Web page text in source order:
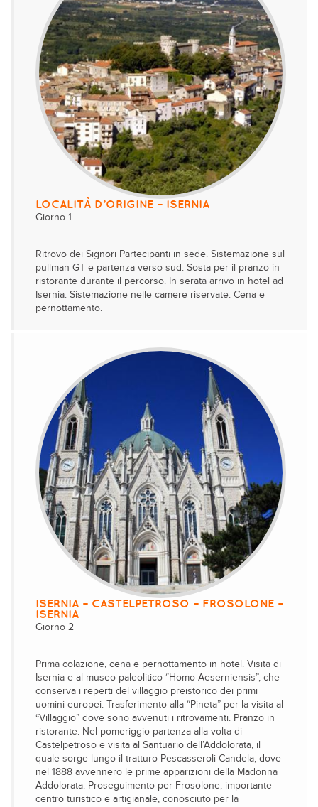
LOCALITÀ D’ORIGINE – ISERNIA
Giorno 1
Ritrovo dei Signori Partecipanti in sede. Sistemazione sul
pullman GT e partenza verso sud. Sosta per il pranzo in
ristorante durante il percorso. In serata arrivo in hotel ad
Isernia. Sistemazione nelle camere riservate. Cena e
pernottamento.
ISERNIA – CASTELPETROSO – FROSOLONE –
ISERNIA
Giorno 2
Prima colazione, cena e pernottamento in hotel. Visita di
Isernia e al museo paleolitico “Homo Aeserniensis”, che
conserva i reperti del villaggio preistorico dei primi
uomini europei. Trasferimento alla “Pineta” per la visita al
“Villaggio” dove sono avvenuti i ritrovamenti. Pranzo in
ristorante. Nel pomeriggio partenza alla volta di
Castelpetroso e visita al Santuario dell’Addolorata, il
quale sorge lungo il tratturo Pescasseroli-Candela, dove
nel 1888 avvennero le prime apparizioni della Madonna
Addolorata. Proseguimento per Frosolone, importante
centro turistico e artigianale, conosciuto per la